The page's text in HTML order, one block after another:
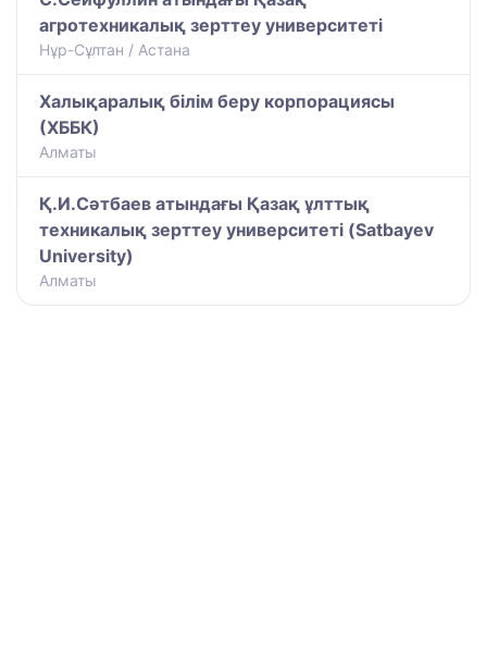
агротехникалық зерттеу университеті
Нұр-Сұлтан / Астана
Халықаралық білім беру корпорациясы
(ХББК)
Алматы
Қ.И.Сәтбаев атындағы Қазақ ұлттық
техникалық зерттеу университеті (Satbayev
University)
Алматы